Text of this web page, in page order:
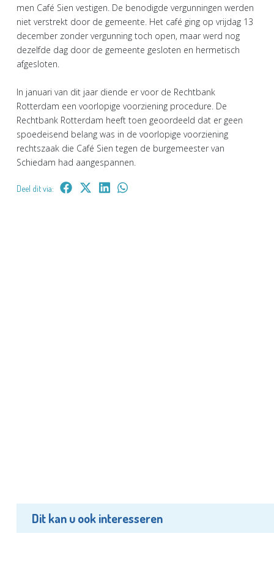
men Café Sien vestigen. De benodigde vergunningen werden
niet verstrekt door de gemeente. Het café ging op vrijdag 13
december zonder vergunning toch open, maar werd nog
dezelfde dag door de gemeente gesloten en hermetisch
afgesloten.
In januari van dit jaar diende er voor de Rechtbank
Rotterdam een voorlopige voorziening procedure. De
Rechtbank Rotterdam heeft toen geoordeeld dat er geen
spoedeisend belang was in de voorlopige voorziening
rechtszaak die Café Sien tegen de burgemeester van
Schiedam had aangespannen.
Deel dit via:
Dit kan u ook interesseren